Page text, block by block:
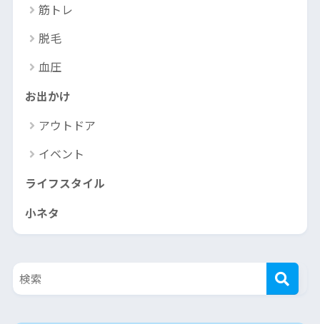
筋トレ
脱毛
血圧
お出かけ
アウトドア
イベント
ライフスタイル
小ネタ